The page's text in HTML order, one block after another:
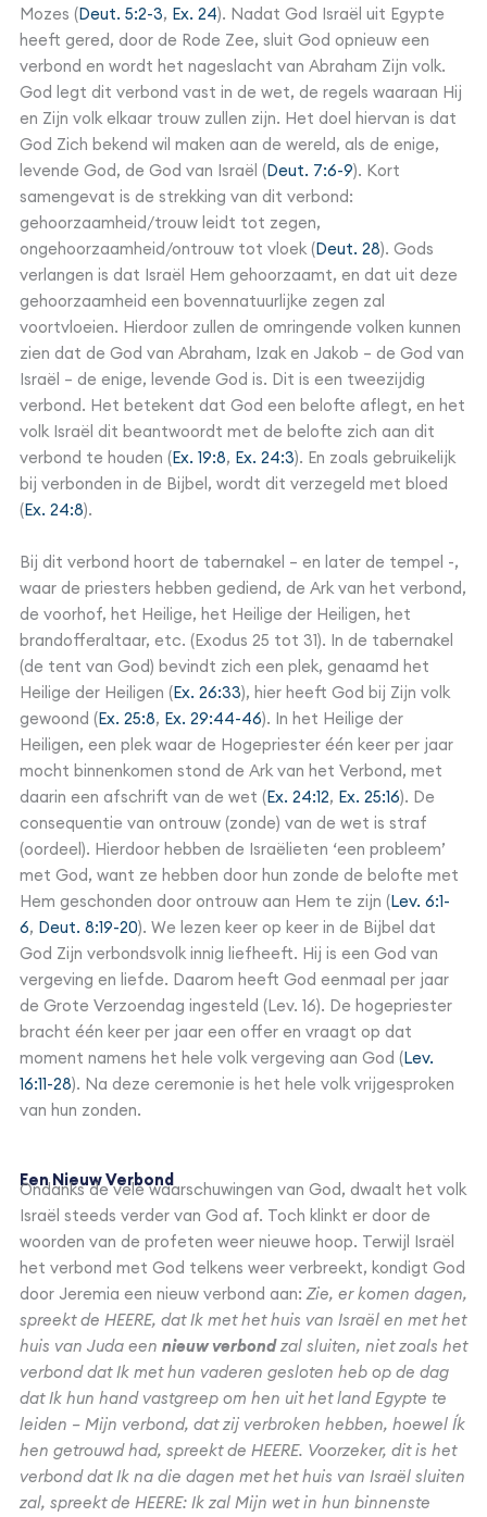
Mozes (Deut. 5:2-3, Ex. 24). Nadat God Israël uit Egypte
heeft gered, door de Rode Zee, sluit God opnieuw een
verbond en wordt het nageslacht van Abraham Zijn volk.
God legt dit verbond vast in de wet, de regels waaraan Hij
en Zijn volk elkaar trouw zullen zijn. Het doel hiervan is dat
God Zich bekend wil maken aan de wereld, als de enige,
levende God, de God van Israël (Deut. 7:6-9). Kort
samengevat is de strekking van dit verbond:
gehoorzaamheid/trouw leidt tot zegen,
ongehoorzaamheid/ontrouw tot vloek (Deut. 28). Gods
verlangen is dat Israël Hem gehoorzaamt, en dat uit deze
gehoorzaamheid een bovennatuurlijke zegen zal
voortvloeien. Hierdoor zullen de omringende volken kunnen
zien dat de God van Abraham, Izak en Jakob – de God van
Israël – de enige, levende God is. Dit is een tweezijdig
verbond. Het betekent dat God een belofte aflegt, en het
volk Israël dit beantwoordt met de belofte zich aan dit
verbond te houden (Ex. 19:8, Ex. 24:3). En zoals gebruikelijk
bij verbonden in de Bijbel, wordt dit verzegeld met bloed
(Ex. 24:8).
Bij dit verbond hoort de tabernakel – en later de tempel -,
waar de priesters hebben gediend, de Ark van het verbond,
de voorhof, het Heilige, het Heilige der Heiligen, het
brandofferaltaar, etc. (Exodus 25 tot 31). In de tabernakel
(de tent van God) bevindt zich een plek, genaamd het
Heilige der Heiligen (Ex. 26:33), hier heeft God bij Zijn volk
gewoond (Ex. 25:8, Ex. 29:44-46). In het Heilige der
Heiligen, een plek waar de Hogepriester één keer per jaar
mocht binnenkomen stond de Ark van het Verbond, met
daarin een afschrift van de wet (Ex. 24:12, Ex. 25:16). De
consequentie van ontrouw (zonde) van de wet is straf
(oordeel). Hierdoor hebben de Israëlieten ‘een probleem’
met God, want ze hebben door hun zonde de belofte met
Hem geschonden door ontrouw aan Hem te zijn (Lev. 6:1-
6, Deut. 8:19-20). We lezen keer op keer in de Bijbel dat
God Zijn verbondsvolk innig liefheeft. Hij is een God van
vergeving en liefde. Daarom heeft God eenmaal per jaar
de Grote Verzoendag ingesteld (Lev. 16). De hogepriester
bracht één keer per jaar een offer en vraagt op dat
moment namens het hele volk vergeving aan God (Lev.
16:11-28). Na deze ceremonie is het hele volk vrijgesproken
van hun zonden.
Een Nieuw Verbond
Ondanks de vele waarschuwingen van God, dwaalt het volk
Israël steeds verder van God af. Toch klinkt er door de
woorden van de profeten weer nieuwe hoop. Terwijl Israël
het verbond met God telkens weer verbreekt, kondigt God
door Jeremia een nieuw verbond aan: Zie, er komen dagen,
spreekt de HEERE, dat Ik met het huis van Israël en met het
huis van Juda een nieuw verbondzal sluiten, niet zoals het
verbond dat Ik met hun vaderen gesloten heb op de dag
dat Ik hun hand vastgreep om hen uit het land Egypte te
leiden – Mijn verbond, dat zij verbroken hebben, hoewel Ík
hen getrouwd had, spreekt de HEERE. Voorzeker, dit is het
verbond dat Ik na die dagen met het huis van Israël sluiten
zal, spreekt de HEERE: Ik zal Mijn wet in hun binnenste